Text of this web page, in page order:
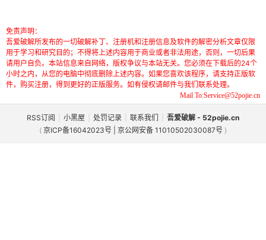
免责声明：
吾爱破解所发布的一切破解补丁、注册机和注册信息及软件的解密分析文章仅限
用于学习和研究目的；不得将上述内容用于商业或者非法用途，否则，一切后果
请用户自负。本站信息来自网络，版权争议与本站无关。您必须在下载后的24个
小时之内，从您的电脑中彻底删除上述内容。如果您喜欢该程序，请支持正版软
件，购买注册，得到更好的正版服务。如有侵权请邮件与我们联系处理。
Mail To:Service@52pojie.cn
RSS订阅 小黑屋 处罚记录 联系我们
吾爱破解 - 52pojie.cn
( 京ICP备16042023号 | 京公网安备 11010502030087号 )